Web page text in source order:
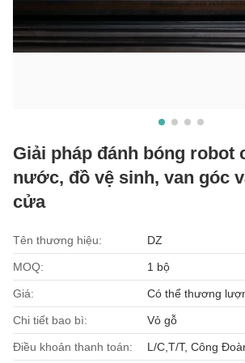
Giải pháp đánh bóng robot
nước, đồ vệ sinh, van góc
cửa
Tên thương hiệu: DZ
MOQ: 1 bộ
Giá: Có thể thương
Chi tiết bao bì: Vỏ gỗ
Điều khoản thanh toán: L/C,T/T, Công